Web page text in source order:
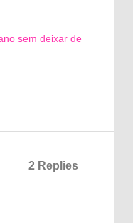
sem deixar de
2 Replies